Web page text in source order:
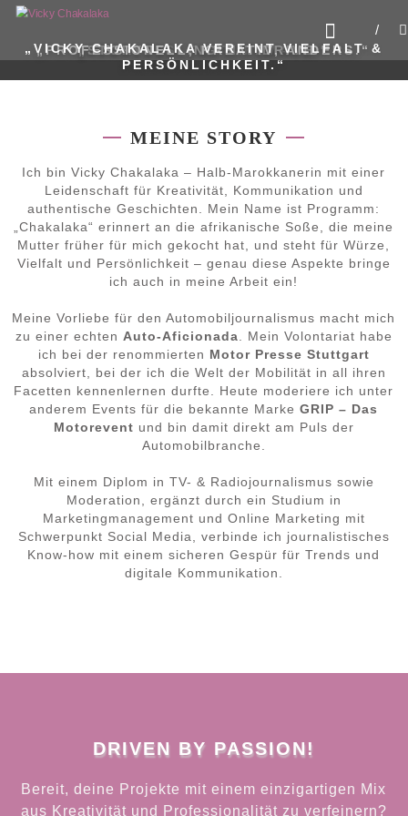
Zum
springen
VICKY CHAKALAKA
„FEARLESS. FAST. FEMALE.“
„STORYTELLING MIT DRIVE.“
„PROFESSIONELL, KREATIV, ANDERS.“
„VICKY CHAKALAKA VEREINT VIELFALT &
PERSÖNLICHKEIT.“
MEINE STORY
Ich bin Vicky Chakalaka – Halb-Marokkanerin mit einer
Leidenschaft für Kreativität, Kommunikation und
authentische Geschichten. Mein Name ist Programm:
„Chakalaka“ erinnert an die afrikanische Soße, die meine
Mutter früher für mich gekocht hat, und steht für Würze,
Vielfalt und Persönlichkeit – genau diese Aspekte bringe
ich auch in meine Arbeit ein!
Meine Vorliebe für den Automobiljournalismus macht mich
zu einer echten Auto-Aficionada . Mein Volontariat habe
ich bei der renommierten Motor Presse Stuttgart
absolviert, bei der ich die Welt der Mobilität in all ihren
Facetten kennenlernen durfte. Heute moderiere ich unter
anderem Events für die bekannte MarkeGRIP – Das
Motorevent und bin damit direkt am Puls der
Automobilbranche.
Mit einem Diplom in TV- & Radiojournalismus sowie
Moderation, ergänzt durch ein Studium in
Marketingmanagement und Online Marketing mit
Schwerpunkt Social Media, verbinde ich journalistisches
Know-how mit einem sicheren Gespür für Trends und
digitale Kommunikation.
DRIVEN BY PASSION!
Bereit, deine Projekte mit einem einzigartigen Mix
aus Kreativität und Professionalität zu verfeinern?